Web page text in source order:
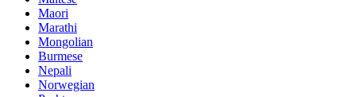
Maori
Marathi
Mongolian
Burmese
Nepali
Norwegian